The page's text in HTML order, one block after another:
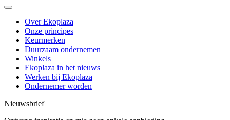
Over Ekoplaza
Onze principes
Keurmerken
Duurzaam ondernemen
Winkels
Ekoplaza in het nieuws
Werken bij Ekoplaza
Ondernemer worden
Nieuwsbrief